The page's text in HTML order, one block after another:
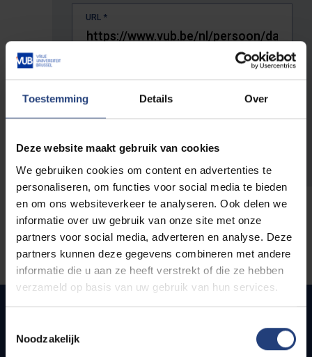
Toestemming Details Over
Deze website maakt gebruik van cookies
We gebruiken cookies om content en advertenties te
personaliseren, om functies voor social media te bieden
en om ons websiteverkeer te analyseren. Ook delen we
informatie over uw gebruik van onze site met onze
partners voor social media, adverteren en analyse. Deze
partners kunnen deze gegevens combineren met andere
informatie die u aan ze heeft verstrekt of die ze hebben
verzameld op basis van uw gebruik van hun services.
Noodzakelijk
URL *
De volledige URL van de pagina waar je de fout zag.
Snel naar